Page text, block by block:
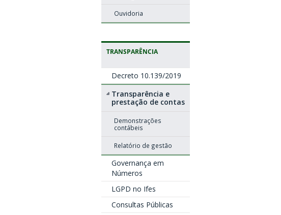
Ouvidoria
TRANSPARÊNCIA
Decreto 10.139/2019
Transparência e
prestação de contas
Demonstrações
contábeis
Relatório de gestão
Governança em
Números
LGPD no Ifes
Consultas Públicas